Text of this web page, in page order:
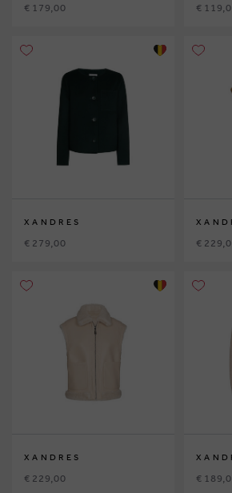
€ 179,00 €
XANDRES
€ 279,00 €
XANDRES
€ 229,00 €